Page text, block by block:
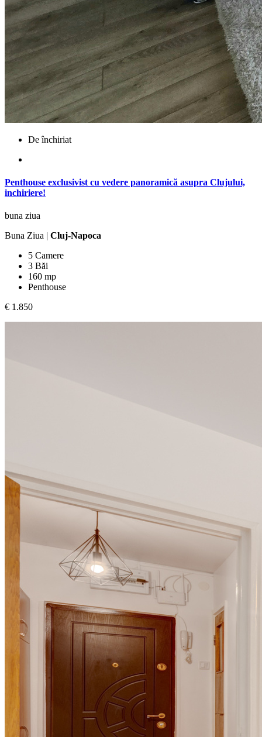
De închiriat
Penthouse exclusivist cu vedere panoramică asupra Clujului,
inchiriere!
buna ziua
Buna Ziua | Cluj-Napoca
5 Camere
3 Băi
160 mp
Penthouse
€ 1.850